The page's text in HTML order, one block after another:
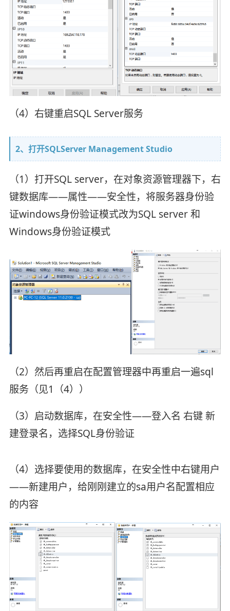
（4）右键重启SQL Server服务
2、打开SQLServer Management Studio
（1）打开SQL server，在对象资源管理器下，右
键数据库——属性——安全性，将服务器身份验
证windows身份验证模式改为SQL server 和
Windows身份验证模式
（2）然后再重启在配置管理器中再重启一遍sql
服务（见1（4））
（3）启动数据库，在安全性——登入名 右键 新
建登录名，选择SQL身份验证
（4）选择要使用的数据库，在安全性中右键用户
——新建用户，给刚刚建立的sa用户名配置相应
的内容